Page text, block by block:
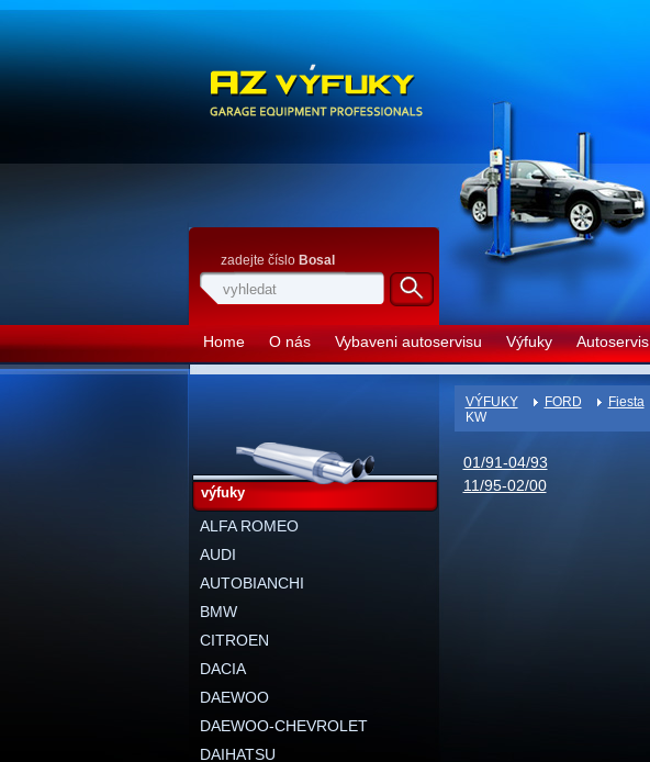
Home O nás Vybaveni autoservisu Výfuky Autoservis
zadejte číslo Bosal
VÝFUKY FORD Fiesta
KW
01/91-04/93
11/95-02/00
výfuky
ALFA ROMEO
AUDI
AUTOBIANCHI
BMW
CITROEN
DACIA
DAEWOO
DAEWOO-CHEVROLET
DAIHATSU